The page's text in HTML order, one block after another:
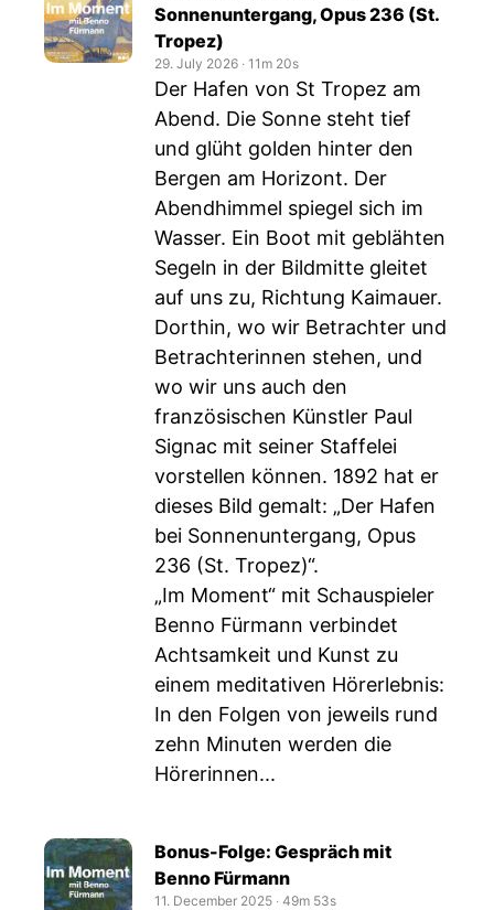
Sonnenuntergang, Opus 236 (St.
Tropez)
29. July 2026 ‧ 11m 20s
Der Hafen von St Tropez am
Abend. Die Sonne steht tief
und glüht golden hinter den
Bergen am Horizont. Der
Abendhimmel spiegel sich im
Wasser. Ein Boot mit geblähten
Segeln in der Bildmitte gleitet
auf uns zu, Richtung Kaimauer.
Dorthin, wo wir Betrachter und
Betrachterinnen stehen, und
wo wir uns auch den
französischen Künstler Paul
Signac mit seiner Staffelei
vorstellen können. 1892 hat er
dieses Bild gemalt: „Der Hafen
bei Sonnenuntergang, Opus
236 (St. Tropez)“.
„Im Moment“ mit Schauspieler
Benno Fürmann verbindet
Achtsamkeit und Kunst zu
einem meditativen Hörerlebnis:
In den Folgen von jeweils rund
zehn Minuten werden die
Hörerinnen...
Bonus-Folge: Gespräch mit
Benno Fürmann
11. December 2025 ‧ 49m 53s